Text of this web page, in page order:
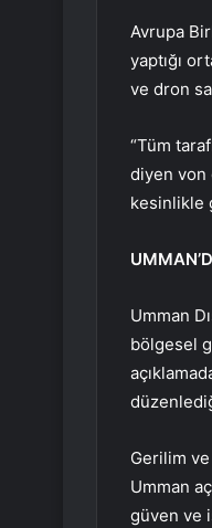
Avrupa
yaptığı
ve dron
“Tüm
diyen von
kesinlikle
Umman
bölgesel
Gerilim
Umman
güven ve